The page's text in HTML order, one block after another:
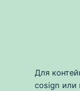
Для
cosign или